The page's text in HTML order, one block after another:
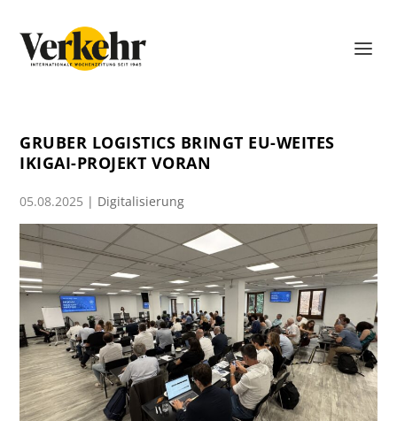
GRUBER LOGISTICS BRINGT EU-WEITES
IKIGAI-PROJEKT VORAN
05.08.2025 | Digitalisierung